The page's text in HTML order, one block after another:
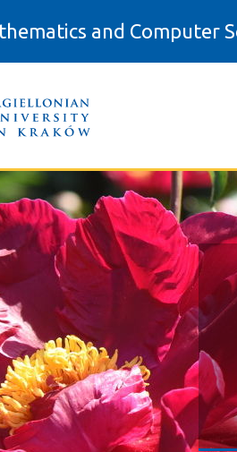
and Computer
sekretariaty